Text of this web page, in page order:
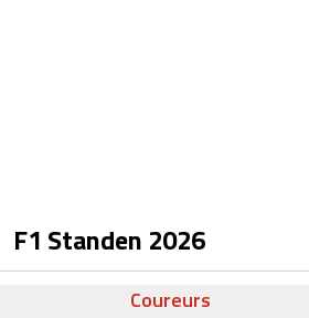
F1 Standen 2026
Coureurs